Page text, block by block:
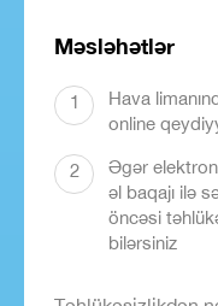
Məsləhətlər
1
Hava
online
2
Əgər elektron
əl baqajı ilə
öncəsi
bilərsiniz